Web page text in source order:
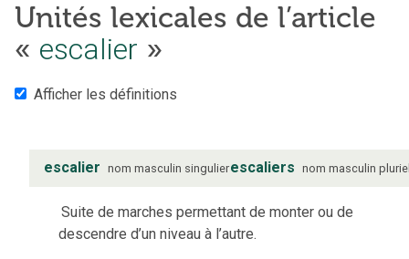
Unités lexicales de l’article
« escalier »
Afficher les définitions
escalier nom masculin singulierescaliers nom masculin
Suite de marches permettant de monter ou de
descendre d’un niveau à l’autre.